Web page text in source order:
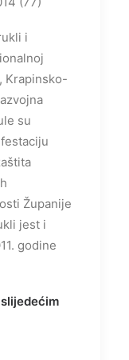
i
Krapinsko-
su
Županije
jest i
godine